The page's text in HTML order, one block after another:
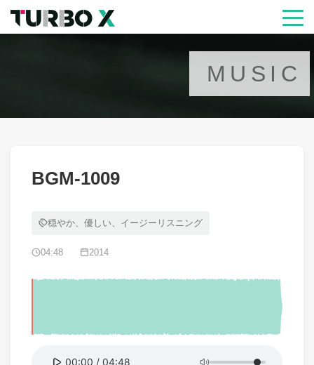
MUSIC
BGM-1009
穏やか、優しい、イージーリスニング
04:48 2014
00:00 / 04:48